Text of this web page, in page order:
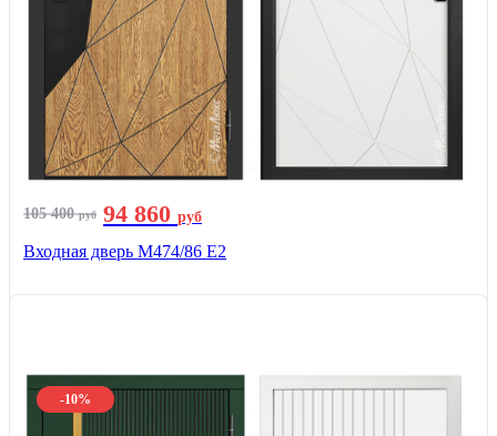
105 400руб 94 860 руб
Входная дверь М474/86 Е2
-10%